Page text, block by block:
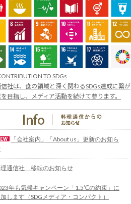
TO SDGs
社は、食の領域と深く関わるSDGs達成に繋が
目指し、メディア活動を続けて参ります。
「会社案内」「About us」更新のお知ら
通信社 移転のお知らせ
年も気候キャンペーン「1.5℃の約束」に
します（SDGメディア・コンパクト）